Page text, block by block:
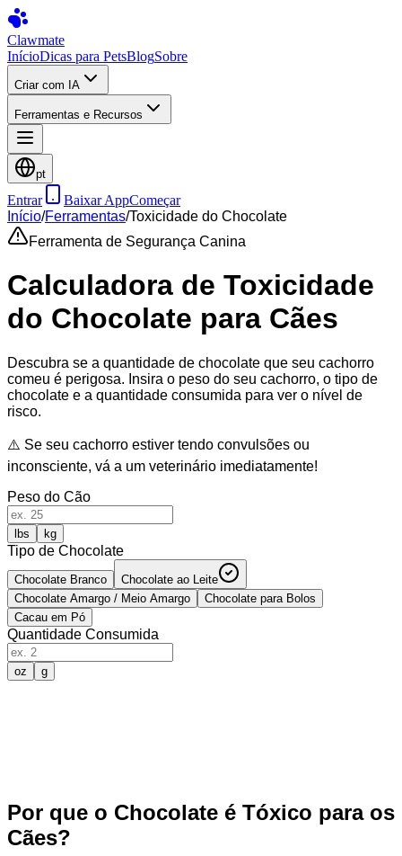
Clawmate
InícioDicas para PetsBlogSobre
Criar com IA
Ferramentas e Recursos
pt
Entrar Baixar AppComeçar
Início/Ferramentas/Toxicidade do Chocolate
Ferramenta de Segurança Canina
Calculadora de Toxicidade
do Chocolate para Cães
Descubra se a quantidade de chocolate que seu cachorro
comeu é perigosa. Insira o peso do seu cachorro, o tipo de
chocolate e a quantidade consumida para ver o nível de
risco.
⚠️ Se seu cachorro estiver tendo convulsões ou
inconsciente, vá a um veterinário imediatamente!
Peso do Cão
lbs kg
Tipo de Chocolate
Chocolate Branco
Chocolate ao Leite
Chocolate Amargo / Meio Amargo
Chocolate para Bolos
Cacau em Pó
Quantidade Consumida
oz g
Por que o Chocolate é Tóxico para os
Cães?